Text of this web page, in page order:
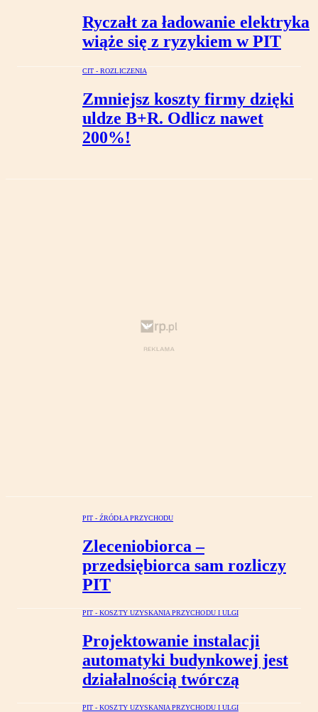
Ryczałt za ładowanie elektryka
wiąże się z ryzykiem w PIT
CIT - ROZLICZENIA
Zmniejsz koszty firmy dzięki
uldze B+R. Odlicz nawet
200%!
PIT - ŹRÓDŁA PRZYCHODU
Zleceniobiorca –
przedsiębiorca sam rozliczy
PIT
PIT - KOSZTY UZYSKANIA PRZYCHODU I ULGI
Projektowanie instalacji
automatyki budynkowej jest
działalnością twórczą
PIT - KOSZTY UZYSKANIA PRZYCHODU I ULGI